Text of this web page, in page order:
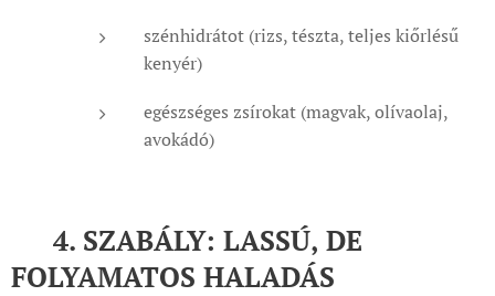
szénhidrátot (rizs, tészta, teljes kiőrlésű
kenyér)
egészséges zsírokat (magvak, olívaolaj,
avokádó)
🧭 4. SZABÁLY: LASSÚ, DE
FOLYAMATOS HALADÁS